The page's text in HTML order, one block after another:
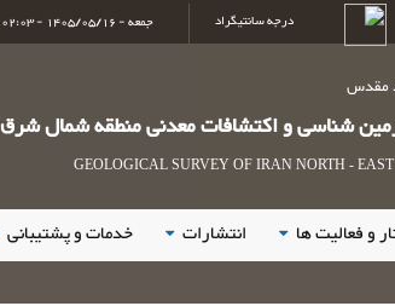
درجه سانتیگراد جمعه - 1405/05/16 - 02:03
مقدس
شناسی و اکتشافات معدنی منطقه شمال شرق
GEOLOGICAL SURVEY OF IRAN NORTH -
و فعالیت ها انتشارات خدمات و پشتیبانی
مناظر طبیعی ایران